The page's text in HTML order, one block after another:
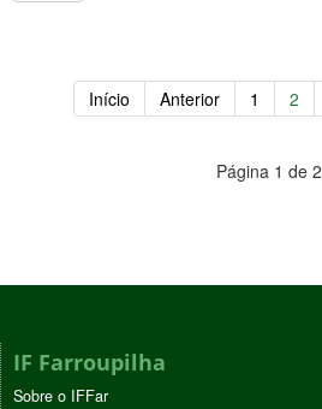
Início Anterior 1 2
Página 1 de 2
IF Farroupilha
Sobre o IFFar